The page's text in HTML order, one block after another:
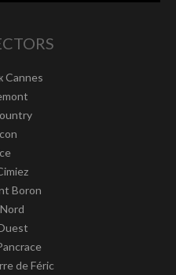
Cannes
Boron
de Féric